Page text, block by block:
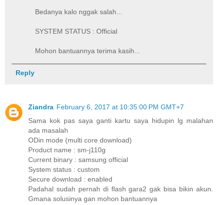
Bedanya kalo nggak salah...
SYSTEM STATUS : Official
Mohon bantuannya terima kasih...
Reply
Ziandra February 6, 2017 at 10:35:00 PM GMT+7
Sama kok pas saya ganti kartu saya hidupin lg malahan
ada masalah
ODin mode (multi core download)
Product name : sm-j110g
Current binary : samsung official
System status : custom
Secure download : enabled
Padahal sudah pernah di flash gara2 gak bisa bikin akun.
Gmana solusinya gan mohon bantuannya